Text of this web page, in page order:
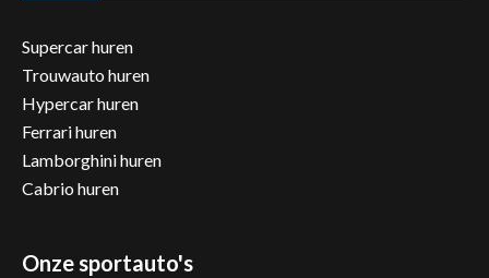
Supercar huren
Trouwauto huren
Hypercar huren
Ferrari huren
Lamborghini huren
Cabrio huren
Onze sportauto's